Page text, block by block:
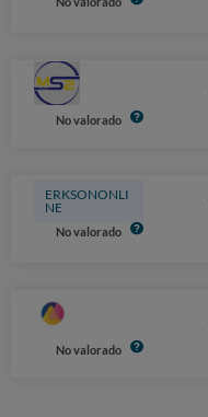
No valorado
ERKSONONLI
NE
No valorado
No valorado